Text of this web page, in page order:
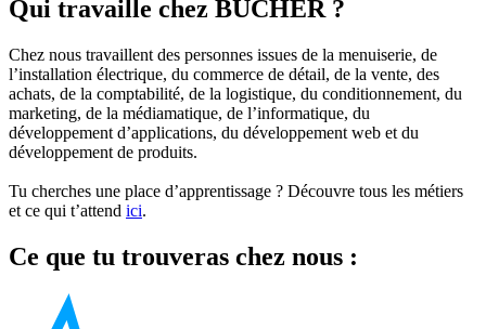
Qui travaille chez BUCHER ?
Chez nous travaillent des personnes issues de la menuiserie, de
l’installation électrique, du commerce de détail, de la vente, des
achats, de la comptabilité, de la logistique, du conditionnement, du
marketing, de la médiamatique, de l’informatique, du
développement d’applications, du développement web et du
développement de produits.
Tu cherches une place d’apprentissage ? Découvre tous les métiers
et ce qui t’attend ici.
Ce que tu trouveras chez nous :